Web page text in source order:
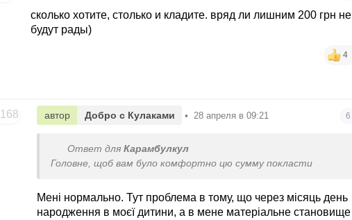
сколько хотите, столько и кладите. вряд ли лишним 200 грн не
будут рады)
4
автор Добро с Кулаками • 28 апреля в 09:21 6
Ответ для Карамбулкул
Головне, щоб вам було комфортно цю сумму покласти
Мені нормально. Тут проблема в тому, що через місяць день
народження в моєї дитини, а в мене матеріальне становище